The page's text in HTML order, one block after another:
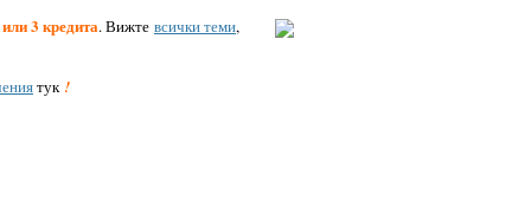
3 кредита. Вижте всички теми,
тук !